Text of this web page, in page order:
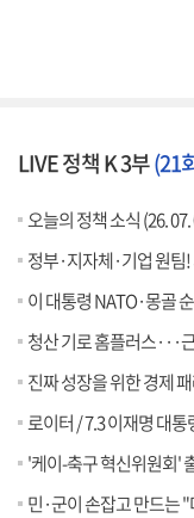
LIVE 정책 K 3부(21
오늘의 정책 소식 (26.
정부·지자체·기업 원팀
이 대통령 NATO·몽골
청산 기로 홈플러스···
진짜 성장을 위한 경제 패러다임 전
로이터 / 7.3 이재명 대통령, 나토
'케이-축구 혁신위원회'
민·군이 손잡고 만드는 "더